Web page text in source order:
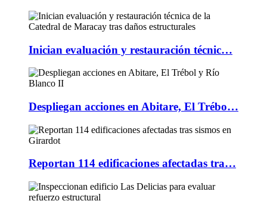
Inician evaluación y restauración técnic…
Despliegan acciones en Abitare, El Trébo…
Reportan 114 edificaciones afectadas tra…